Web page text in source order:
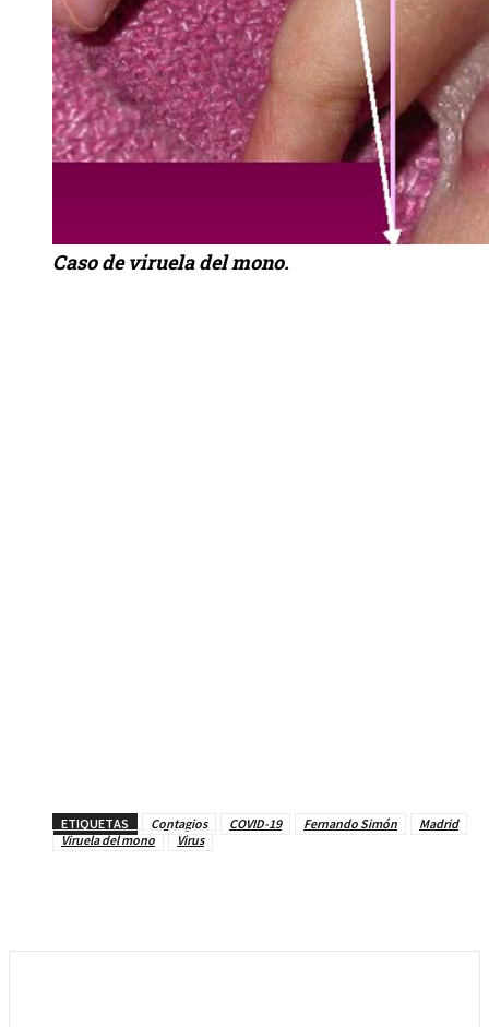
Caso de viruela del mono.
ETIQUETAS Contagios COVID-19 Fernando Simón
Madrid
Viruela del mono
Virus